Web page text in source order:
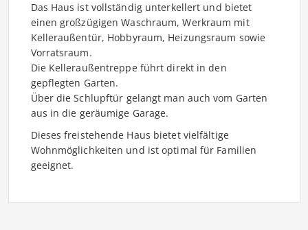
Das Haus ist vollständig unterkellert und bietet
einen großzügigen Waschraum, Werkraum mit
Kelleraußentür, Hobbyraum, Heizungsraum sowie
Vorratsraum.
Die Kelleraußentreppe führt direkt in den
gepflegten Garten.
Über die Schlupftür gelangt man auch vom Garten
aus in die geräumige Garage.
Dieses freistehende Haus bietet vielfältige
Wohnmöglichkeiten und ist optimal für Familien
geeignet.